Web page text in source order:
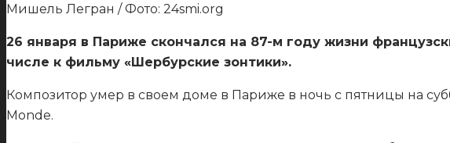
Мишель Легран / Фото: 24smi.org
26 января в Париже скончался на 87-м году жизни
числе к фильму «Шербурские зонтики».
Композитор умер в своем доме в Париже в ночь с пятницы на
Monde.